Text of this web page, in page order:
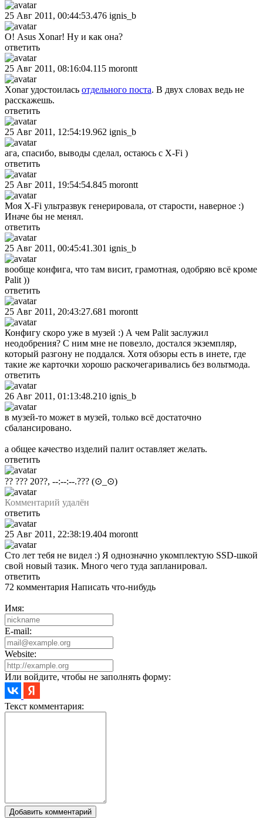
25 Авг 2011, 00:44:53.476 ignis_b
О! Asus Xonar! Ну и как она?
ответить
25 Авг 2011, 08:16:04.115 morontt
Xonar удостоилась отдельного поста. В двух словах ведь не
расскажешь.
ответить
25 Авг 2011, 12:54:19.962 ignis_b
ага, спасибо, выводы сделал, остаюсь с X-Fi )
ответить
25 Авг 2011, 19:54:54.845 morontt
Моя X-Fi ультразвук генерировала, от старости, наверное :)
Иначе бы не менял.
ответить
25 Авг 2011, 00:45:41.301 ignis_b
вообще конфига, что там висит, грамотная, одобряю всё кроме
Palit ))
ответить
25 Авг 2011, 20:43:27.681 morontt
Конфигу скоро уже в музей :) А чем Palit заслужил
неодобрения? С ним мне не повезло, достался экземпляр,
который разгону не поддался. Хотя обзоры есть в инете, где
такие же карточки хорошо раскочегаривались без вольтмода.
ответить
26 Авг 2011, 01:13:48.210 ignis_b
в музей-то может в музей, только всё достаточно
сбалансировано.
а общее качество изделий палит оставляет желать.
ответить
?? ??? 20??, --:--:--.??? (⊙_⊙)
Комментарий удалён
ответить
25 Авг 2011, 22:38:19.404 morontt
Сто лет тебя не видел :) Я однозначно укомплектую SSD-шкой
свой новый тазик. Много чего туда запланировал.
ответить
72 комментария Написать что-нибудь
Имя:
E-mail:
Website:
Или войдите, чтобы не заполнять форму:
Текст комментария:
Добавить комментарий